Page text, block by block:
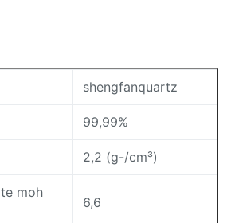
shengfanquartz
99,99%
2,2 (g-/cm³)
moh
6,6